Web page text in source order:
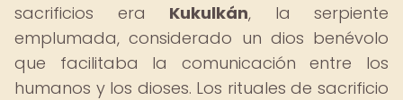
sacrificios era Kukulkán, la serpiente
emplumada, considerado un dios benévolo
que facilitaba la comunicación entre los
humanos y los dioses. Los rituales de sacrificio